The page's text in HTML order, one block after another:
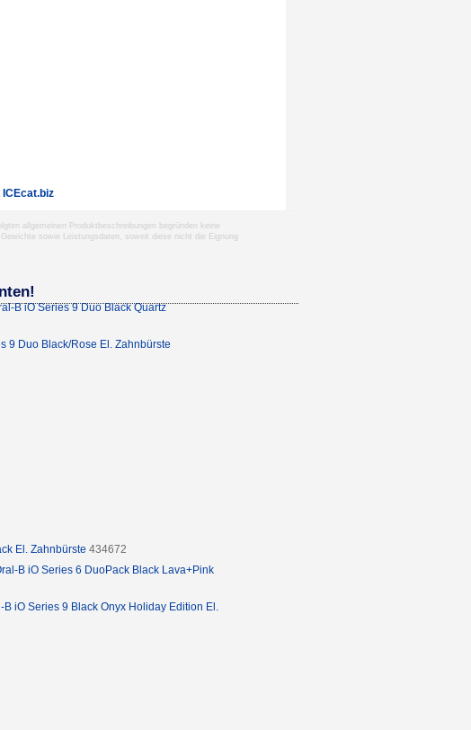
ICEcat.biz
allgemeinen Produktbeschreibungen begründen keine
sowie Leistungsdaten, soweit diese nicht die Eignung
B iO Series 9 Duo Black Quartz
9 Duo Black/Rose El. Zahnbürste
El. Zahnbürste 434672
B iO Series 6 DuoPack Black Lava+Pink
B iO Series 9 Black Onyx Holiday Edition El.